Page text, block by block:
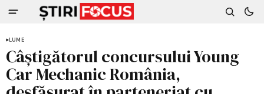
LUME
Câștigătorul concursului Young
Car Mechanic România,